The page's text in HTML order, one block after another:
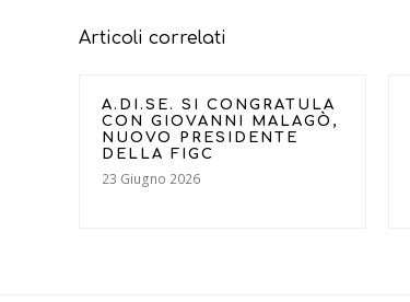
Articoli correlati
A.DI.SE. SI CONGRATULA
CON GIOVANNI MALAGÒ,
NUOVO PRESIDENTE
DELLA FIGC
23 Giugno 2026